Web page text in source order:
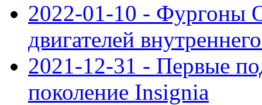
2022-01-10 - Фургоны
двигателей
2021-12-31 - Первые
поколение Insignia